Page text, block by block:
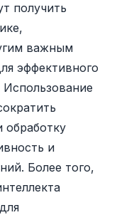
получить
важным
эффективного
обработку
и
Более того,